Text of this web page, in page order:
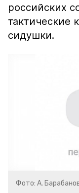
российских
тактические
сидушки.
Фото: А.